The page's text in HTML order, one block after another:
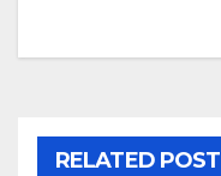
RELATED POST